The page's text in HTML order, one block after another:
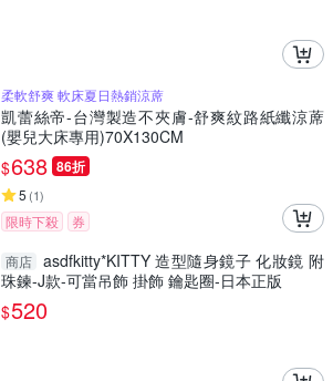
柔軟舒爽 軟床夏日熱銷涼蓆
凱蕾絲帝-台灣製造不夾膚-舒爽紋路紙纖涼蓆
(嬰兒大床專用)70X130CM
$638 86折
5 (1)
限時下殺 券
商店 asdfkitty*KITTY 造型隨身鏡子 化妝鏡 附
珠鍊-J款-可當吊飾 掛飾 鑰匙圈-日本正版
$520